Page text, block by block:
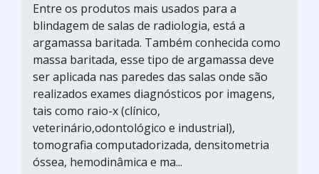
Entre os produtos mais usados para a
blindagem de salas de radiologia, está a
argamassa baritada. Também conhecida como
massa baritada, esse tipo de argamassa deve
ser aplicada nas paredes das salas onde são
realizados exames diagnósticos por imagens,
tais como raio-x (clínico,
veterinário,odontológico e industrial),
tomografia computadorizada, densitometria
óssea, hemodinâmica e ma...